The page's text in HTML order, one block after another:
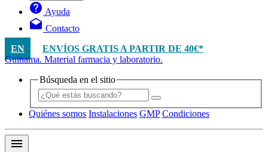
help Ayuda
drafts Contacto
EN
ENVÍOS GRATIS A PARTIR DE 40€*
Guinama. Material farmacia y laboratorio.
Búsqueda en el sitio
Quiénes somos Instalaciones GMP Condiciones
menu